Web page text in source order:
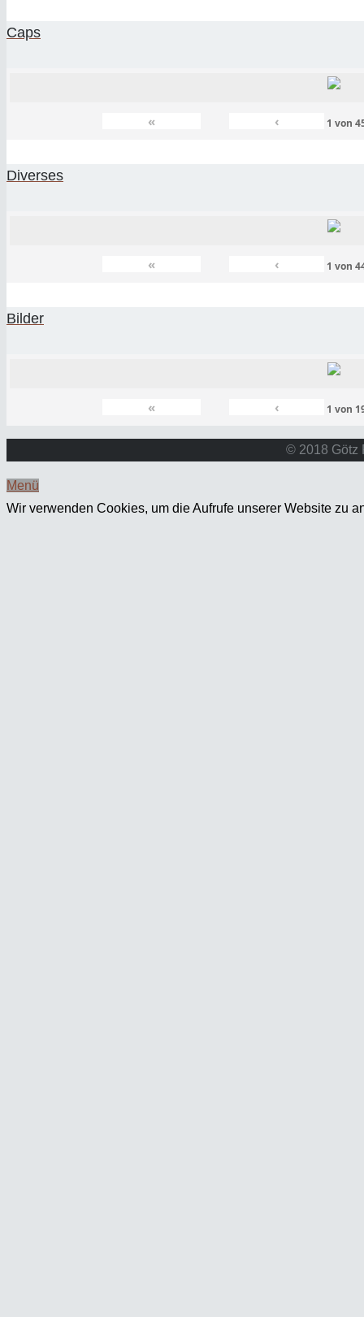
Caps
« ‹ 1 von
Diverses
« ‹ 1 von
Bilder
« ‹ 1 von
© 2018 Götz
Menü
Wir verwenden Cookies, um die Aufrufe unserer Website zu